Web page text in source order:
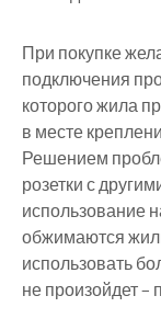
При покупке
подключения
которого жила
в месте
Решением
розетки с
использование
обжимаются
использовать
не произойдет –